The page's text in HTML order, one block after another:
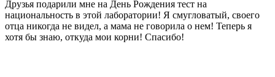
Друзья подарили мне на День Рождения тест на
национальность в этой лаборатории! Я смугловатый, своего
отца никогда не видел, а мама не говорила о нем! Теперь я
хотя бы знаю, откуда мои корни! Спасибо!